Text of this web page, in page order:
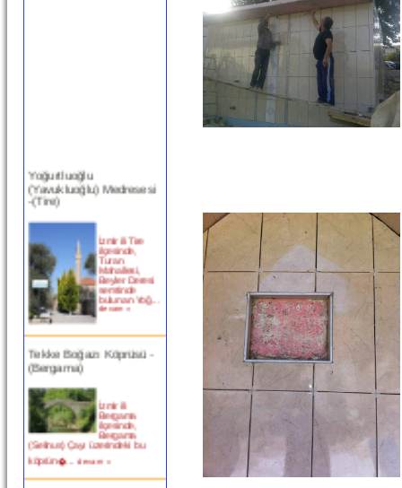
(Yavukluoğlu) Medresesi
-(Tire)
ilçesinde,
Turan
Mahallesi,
Beyler Deresi
semtinde
bulunan Yoğ...
devam »
Tekke Boğazı Köprüsü -
(Bergama)
Bergama
ilçesinde,
Bergama
(Selinus) Çayı üzerindeki bu
köprün�... devam »
Birgi Taşpazar (Hafsa